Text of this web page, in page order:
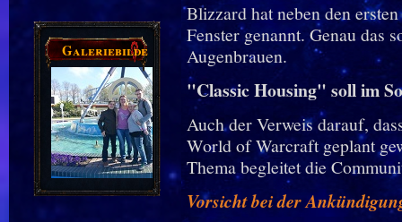
Galeriebilder
Blizzard hat neben den
Fenster genannt. Genau das
Augenbrauen.
"Classic Housing" soll im
Auch der Verweis darauf,
World of Warcraft geplant
Thema begleitet die
Vorsicht bei der